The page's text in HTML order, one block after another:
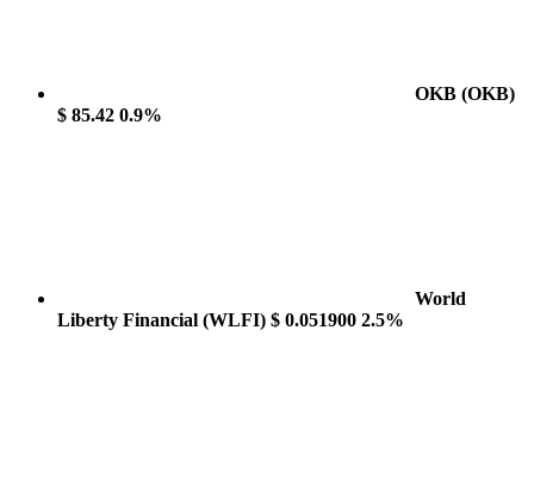
OKB (OKB)
$ 85.42 0.9%
World
Liberty Financial (WLFI) $ 0.051900 2.5%